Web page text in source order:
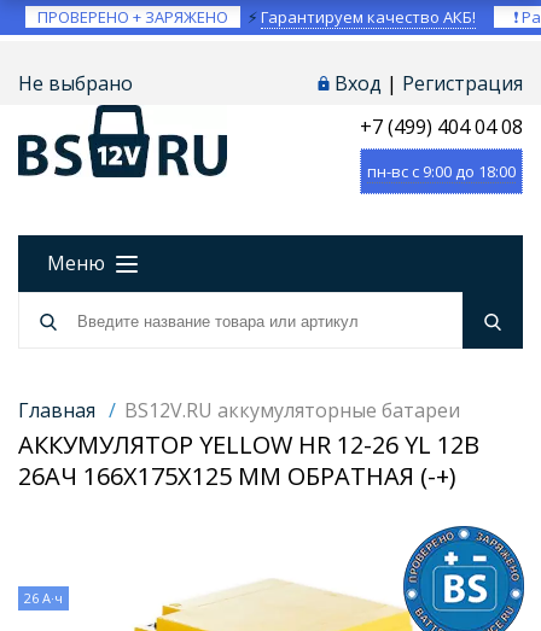
ПРОВЕРЕНО + ЗАРЯЖЕНО ⚡Гарантируем качество АКБ! ❗
Не выбрано Вход | Регистрация
+7 (499) 404 04 08
пн-вс с 9:00 до 18:00
Меню
Главная / BS12V.RU аккумуляторные батареи
АККУМУЛЯТОР YELLOW HR 12-26 YL 12В
26АЧ 166X175X125 ММ ОБРАТНАЯ (-+)
26 А·ч